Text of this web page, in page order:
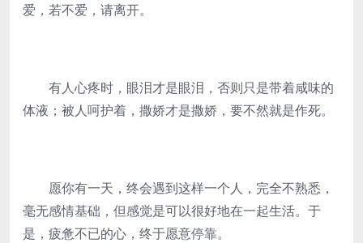
爱，若不爱，请离开。
有人心疼时，眼泪才是眼泪，否则只是带着咸味的
体液；被人呵护着，撒娇才是撒娇，要不然就是作死。
愿你有一天，终会遇到这样一个人，完全不熟悉，
毫无感情基础，但感觉是可以很好地在一起生活。于
是，疲惫不已的心，终于愿意停靠。